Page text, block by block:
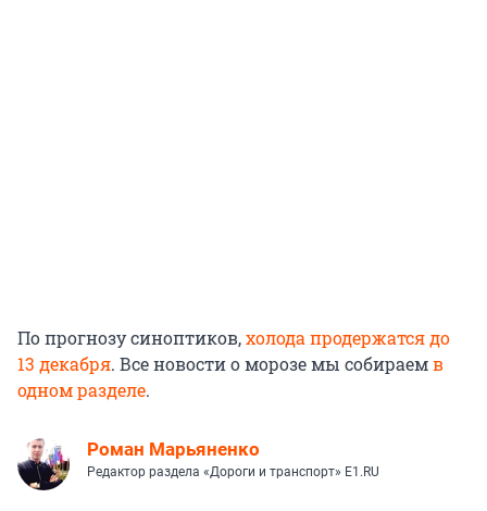
По прогнозу синоптиков,холода продержатся до
13 декабря. Все новости о морозе мы собираемв
одном разделе.
Роман Марьяненко
Редактор раздела «Дороги и транспорт» E1.RU